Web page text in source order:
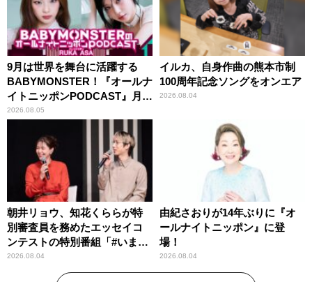
9月は世界を舞台に活躍する
BABYMONSTER！『オールナ
イトニッポンPODCAST』月替
わりパーソナリティ
2026.08.05
イルカ、自身作曲の熊本市制
100周年記念ソングをオンエア
2026.08.04
朝井リョウ、知花くららが特
別審査員を務めたエッセイコ
ンテストの特別番組「#いまあ
なたに伝えたいこと」
2026.08.04
由紀さおりが14年ぶりに『オ
ールナイトニッポン』に登
場！
2026.08.04